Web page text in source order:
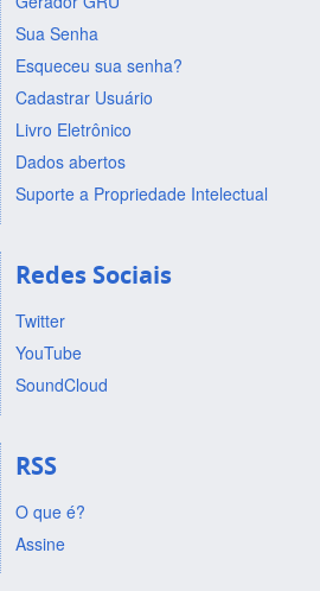
Sua Senha
Esqueceu sua senha?
Cadastrar Usuário
Livro Eletrônico
Dados abertos
Suporte a Propriedade Intelectual
Redes Sociais
Twitter
YouTube
SoundCloud
RSS
O que é?
Assine